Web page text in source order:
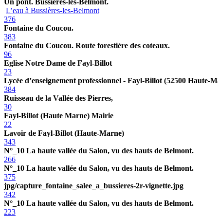
L’eau à Bussières-les-Belmont
376
Fontaine du Coucou.
383
Fontaine du Coucou. Route forestière des coteaux.
96
Eglise Notre Dame de Fayl-Billot
23
Lycée d’enseignement professionnel - Fayl-Billot (52500 Haute-
384
Ruisseau de la Vallée des Pierres,
30
Fayl-Billot (Haute Marne) Mairie
22
Lavoir de Fayl-Billot (Haute-Marne)
343
N°_10 La haute vallée du Salon, vu des hauts de Belmont.
266
N°_10 La haute vallée du Salon, vu des hauts de Belmont.
375
jpg/capture_fontaine_salee_a_bussieres-2r-vignette.jpg
342
N°_10 La haute vallée du Salon, vu des hauts de Belmont.
223